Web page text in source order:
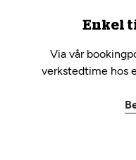
Enkel
Via vår
verkstedtime hos